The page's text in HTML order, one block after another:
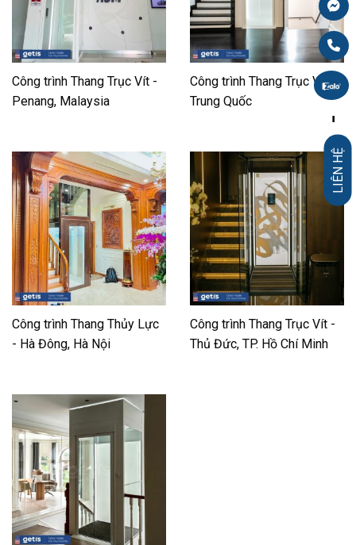
Công trình Thang Trục Vít -
Penang, Malaysia
Công trình Thang Trục Vít -
Trung Quốc
Công trình Thang Thủy Lực
- Hà Đông, Hà Nội
Công trình Thang Trục Vít -
Thủ Đức, TP. Hồ Chí Minh
LIÊN HỆ